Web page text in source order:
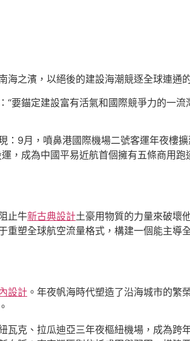
之濱，以絕後的建設海潮競逐全球連通
要錨定建設富有活氣和國際競爭力的一流
9月，噴鼻港國際機場二號客運年夜樓
，成為中國平易近航首個擁有五條商用
止牛新古典設計土豪用物質的力量來破壞
塑全球航空流量格式，構建一個能主導
設計 。年夜帆海時代塑造了沿海城市的繁
克、拉瓜迪亞三年夜樞紐機場，成為跨